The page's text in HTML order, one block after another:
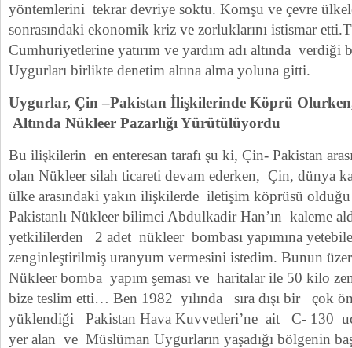
yöntemlerini tekrar devriye soktu. Komşu ve çevre
sonrasındaki ekonomik kriz ve zorluklarını istismar
Cumhuriyetlerine yatırım ve yardım adı altında verdiği
Uygurları birlikte denetim altına alma yoluna gitti.
Uygurlar, Çin –Pakistan İlişkilerinde Köprü
Altında Nükleer Pazarlığı Yürütülüyordu
Bu ilişkilerin en enteresan tarafı şu ki, Çin- Pakistan
olan Nükleer silah ticareti devam ederken, Çin, dünya
ülke arasındaki yakın ilişkilerde iletişim köprüsü
Pakistanlı Nükleer bilimci Abdulkadir Han’ın kaleme
yetkililerden 2 adet nükleer bombası yapımına
zenginleştirilmiş uranyum vermesini istedim. Bunun
Nükleer bomba yapım şeması ve haritalar ile 50 kilo
bize teslim etti… Ben 1982 yılında sıra dışı bir çok
yüklendiği Pakistan Hava Kuvvetleri’ne ait C- 130
yer alan ve Müslüman Uygurların yaşadığı bölgenin